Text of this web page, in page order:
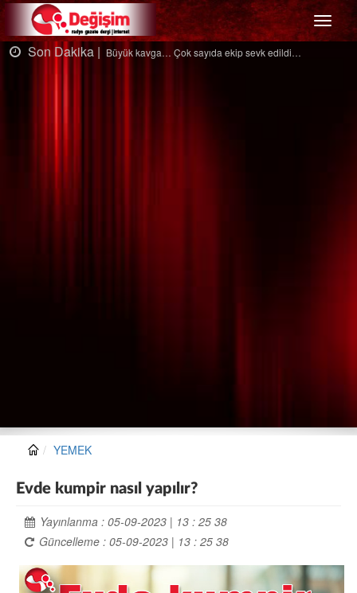
Menü
Son Dakika |Ağaçtan düştü…
YEMEK
Evde kumpir nasıl yapılır?
Yayınlanma : 05-09-2023 | 13 : 25 38
Güncelleme : 05-09-2023 | 13 : 25 38